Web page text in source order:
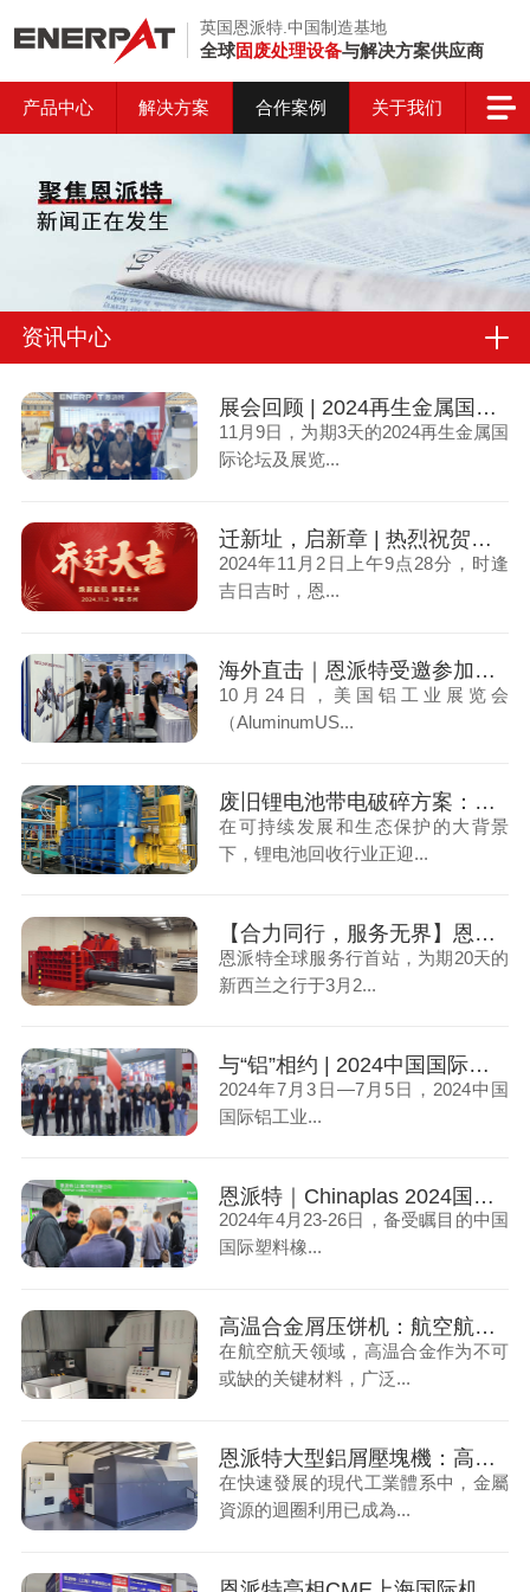
英国恩派特.中国制造基地
全球固废处理设备与解决方案供应商
产品中心 解决方案 合作案例 关于我们
资讯中心
展会回顾 | 2024再生金属国际论坛及展览交易会圆满收官！
11月9日，为期3天的2024再生金属国
际论坛及展览...
迁新址，启新章 | 热烈祝贺恩派特苏州总部喜迎乔迁，共启未来！
2024年11月2日上午9点28分，时逢
吉日吉时，恩...
海外直击｜恩派特受邀参加美国铝工业展览会，展示创新技术和环保理念
10月24日，美国铝工业展览会
（AluminumUS...
废旧锂电池带电破碎方案：践行低碳循环理念，发掘“城市矿山”高价值潜力
在可持续发展和生态保护的大背景
下，锂电池回收行业正迎...
【合力同行，服务无界】恩派特全球服务行首站——新西兰
恩派特全球服务行首站，为期20天的
新西兰之行于3月2...
与“铝”相约 | 2024中国国际铝工业展完美收官，恩派特现场人气爆棚，亮点不断！
2024年7月3日—7月5日，2024中国
国际铝工业...
恩派特｜Chinaplas 2024国际橡塑展圆满收官
2024年4月23-26日，备受瞩目的中国
国际塑料橡...
高温合金屑压饼机：航空航天行业的废屑处理利器
在航空航天领域，高温合金作为不可
或缺的关键材料，广泛...
恩派特大型鋁屑壓塊機：高效處理大產量，强力壓縮緊實餅塊
在快速發展的現代工業體系中，金屬
資源的迴圈利用已成為...